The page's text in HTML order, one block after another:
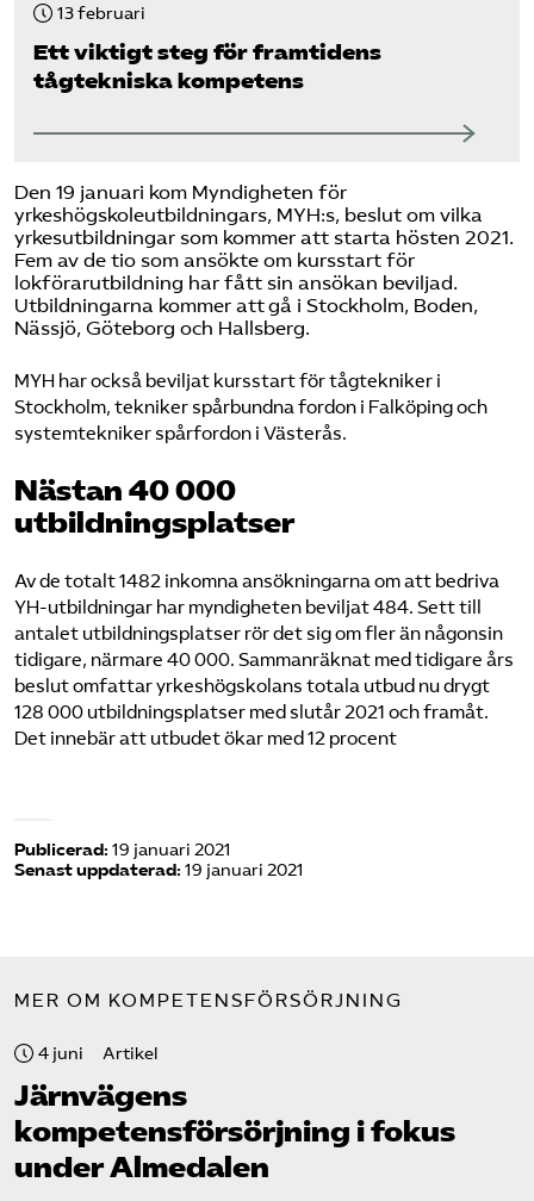
13 februari
Ett viktigt steg för framtidens
tågtekniska kompetens
Den 19 januari kom Myndigheten för
yrkeshögskoleutbildningars, MYH:s, beslut om vilka
yrkesutbildningar som kommer att starta hösten 2021.
Fem av de tio som ansökte om kursstart för
lokförarutbildning har fått sin ansökan beviljad.
Utbildningarna kommer att gå i Stockholm, Boden,
Nässjö, Göteborg och Hallsberg.
MYH har också beviljat kursstart för tågtekniker i
Stockholm, tekniker spårbundna fordon i Falköping och
systemtekniker spårfordon i Västerås.
Nästan 40 000
utbildningsplatser
Av de totalt 1482 inkomna ansökningarna om att bedriva
YH-utbildningar har myndigheten beviljat 484. Sett till
antalet utbildningsplatser rör det sig om fler än någonsin
tidigare, närmare 40 000. Sammanräknat med tidigare års
beslut omfattar yrkeshögskolans totala utbud nu drygt
128 000 utbildningsplatser med slutår 2021 och framåt.
Det innebär att utbudet ökar med 12 procent
Publicerad: 19 januari 2021
Senast uppdaterad: 19 januari 2021
MER OM KOMPETENSFÖRSÖRJNING
4 juni Artikel
Järnvägens
kompetensförsörjning i fokus
under Almedalen